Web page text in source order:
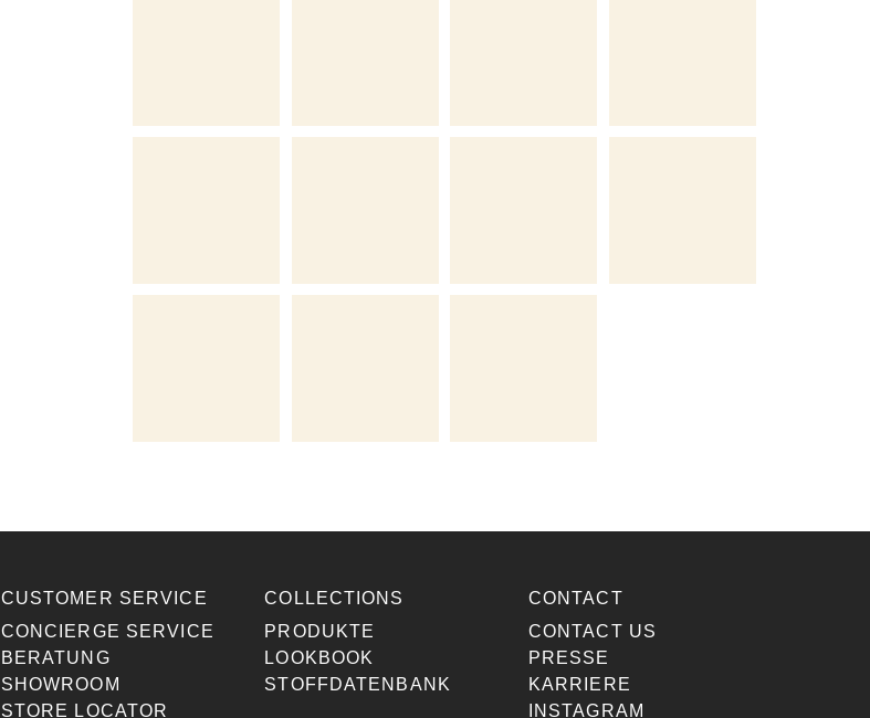
CUSTOMER SERVICE
CONCIERGE SERVICE
BERATUNG
SHOWROOM
STORE LOCATOR
COLLECTIONS
PRODUKTE
LOOKBOOK
STOFFDATENBANK
CONTACT
CONTACT US
PRESSE
KARRIERE
INSTAGRAM